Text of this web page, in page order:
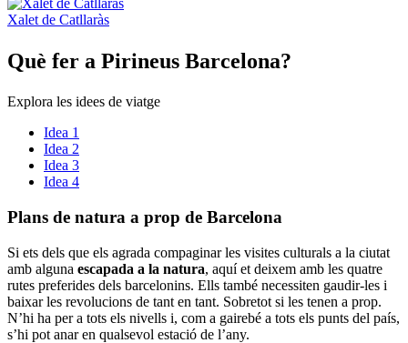
Xalet de Catllaràs
Què fer a Pirineus Barcelona?
Explora les idees de viatge
Idea 1
Idea 2
Idea 3
Idea 4
Plans de natura a prop de Barcelona
Si ets dels que els agrada compaginar les visites culturals a la ciutat
amb alguna escapada a la natura, aquí et deixem amb les quatre
rutes preferides dels barcelonins. Ells també necessiten gaudir-les i
baixar les revolucions de tant en tant. Sobretot si les tenen a prop.
N’hi ha per a tots els nivells i, com a gairebé a tots els punts del país,
s’hi pot anar en qualsevol estació de l’any.